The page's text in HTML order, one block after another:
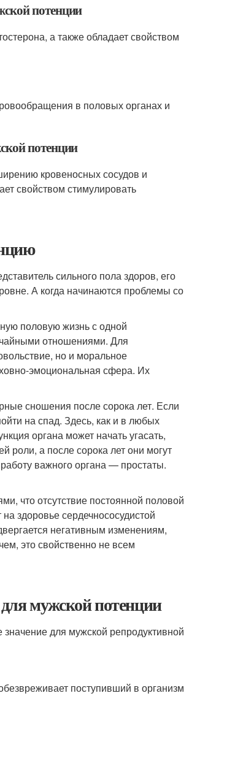
потенции
а также обладает свойством
в половых органах и
потенции
кровеносных сосудов и
свойством стимулировать
сильного пола здоров, его
А когда начинаются проблемы со
половую жизнь с одной
отношениями. Для
но и моральное
эмоциональная сфера. Их
сношения после сорока лет. Если
на спад. Здесь, как и в любых
органа может начать угасать,
роли, а после сорока лет они могут
важного органа — простаты.
что отсутствие постоянной половой
здоровье сердечнососудистой
негативным изменениям,
это свойственно не всем
мужской потенции
для мужской репродуктивной
поступивший в организм